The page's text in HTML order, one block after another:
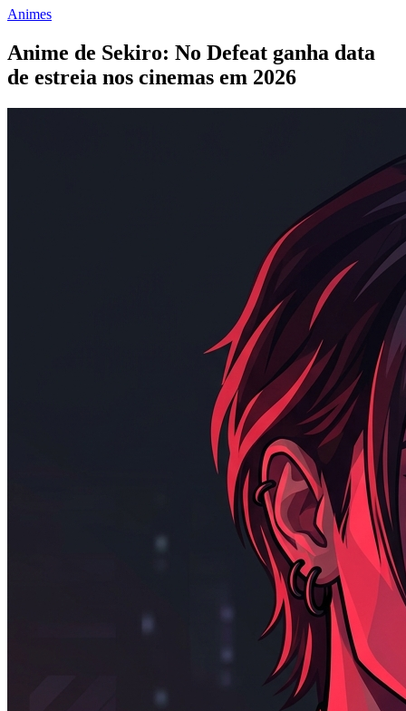
Animes
Anime de Sekiro: No Defeat ganha data
de estreia nos cinemas em 2026